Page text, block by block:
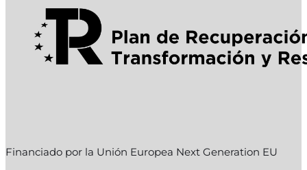
Financiado por la Unión Europea Next Generation EU